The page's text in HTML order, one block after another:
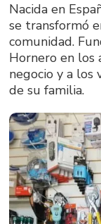
Nacida en
se transformó
comunidad.
Hornero en los
negocio y a los
de su familia.